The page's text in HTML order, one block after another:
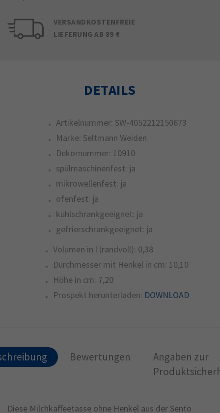
VERSANDKOSTENFREIE
LIEFERUNG AB 89 €
DETAILS
Artikelnummer: SW-4052212150673
Marke: Seltmann Weiden
Dekornummer: 10910
spülmaschinenfest: ja
mikrowellenfest: ja
ofenfest: ja
kühlschrankgeeignet: ja
gefrierschrankgeeignet: ja
Volumen in l (randvoll): 0,38
Durchmesser mit Henkel in cm: 10,10
Höhe in cm: 7,20
Prospekt herunterladen: DOWNLOAD
Bewertungen
Angaben zur
Diese Milchkaffeetasse ohne Henkel aus der Sento